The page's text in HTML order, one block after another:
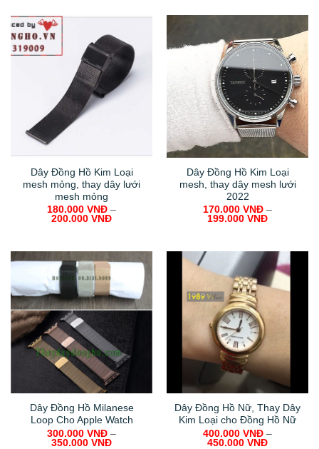
Dây Đồng Hồ Kim Loại
mesh mỏng, thay dây lưới
mesh mỏng
180.000 VNĐ –
200.000 VNĐ
Dây Đồng Hồ Kim Loại
mesh, thay dây mesh lưới
2022
170.000 VNĐ –
199.000 VNĐ
Dây Đồng Hồ Milanese
Loop Cho Apple Watch
300.000 VNĐ –
350.000 VNĐ
Dây Đồng Hồ Nữ, Thay Dây
Kim Loại cho Đồng Hồ Nữ
400.000 VNĐ –
450.000 VNĐ